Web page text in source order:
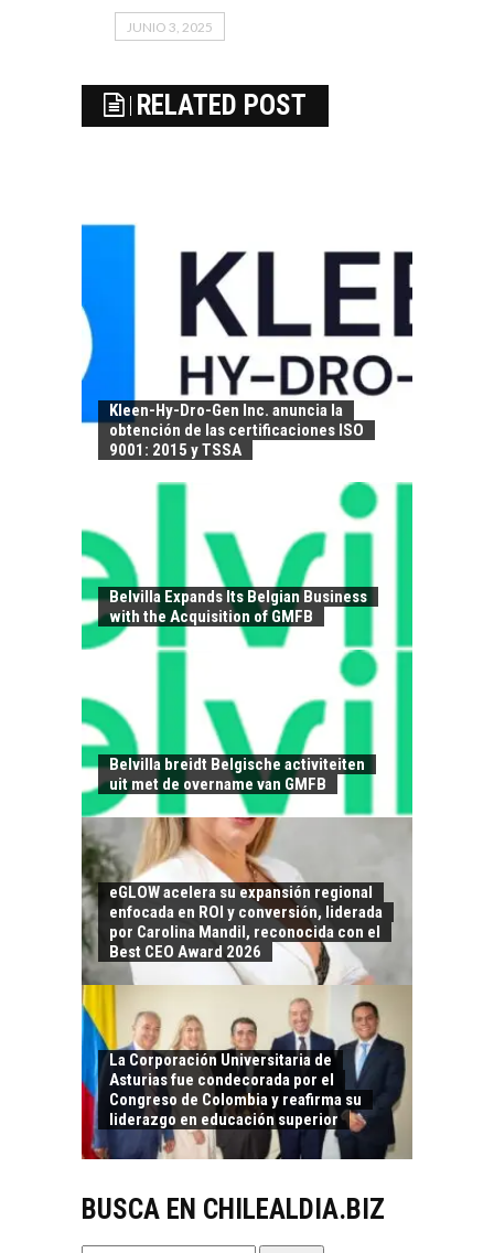
JUNIO 3, 2025
RELATED POST
Kleen-Hy-Dro-Gen Inc. anuncia la
obtención de las certificaciones ISO
9001: 2015 y TSSA
Belvilla Expands Its Belgian Business
with the Acquisition of GMFB
Belvilla breidt Belgische activiteiten
uit met de overname van GMFB
eGLOW acelera su expansión regional
enfocada en ROI y conversión, liderada
por Carolina Mandil, reconocida con el
Best CEO Award 2026
La Corporación Universitaria de
Asturias fue condecorada por el
Congreso de Colombia y reafirma su
liderazgo en educación superior
BUSCA EN CHILEALDIA.BIZ
LOS SERVICIOS
DIGITALES
EXPORTADOS DESDE
CHILE
El auge de las
exportaciones de
servicios digitales en
Chile:…
TURISMO EN EL
DESIERTO DE
ATACAMA:
OPORTUNIDADES
PARA EL
DESARROLLO LOCAL
El Desierto de
Atacama: Motor
Estratégico para el
Desarrollo Turístico…
LA INDUSTRIA
MINERA CHILENA
FRENTE AL DESAFÍO
DE LA
SOSTENIBILIDAD
pilar estratégico ante
CAPITAL DE RIESGO